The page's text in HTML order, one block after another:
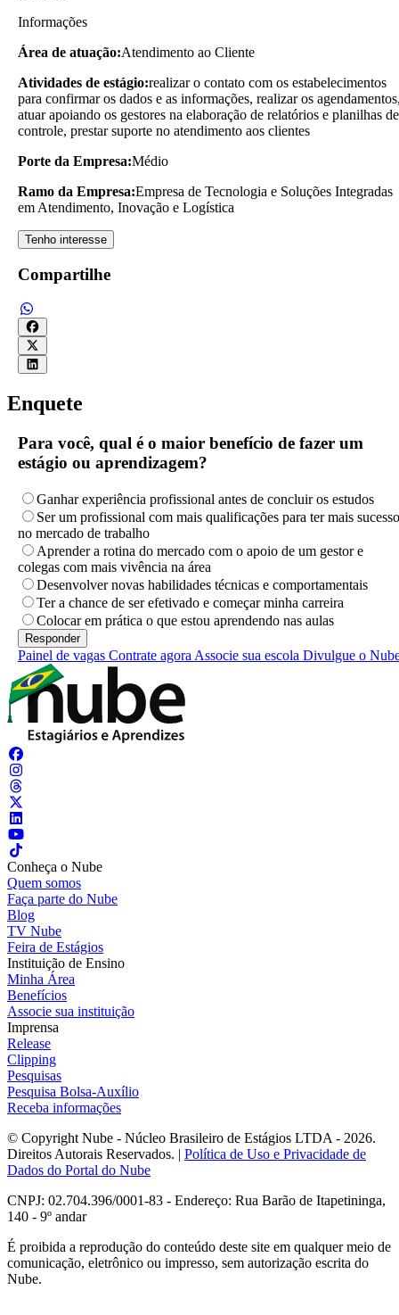
Informações
Área de atuação:Atendimento ao Cliente
Atividades de estágio:realizar o contato com os estabelecimentos
para confirmar os dados e as informações, realizar os
atuar apoiando os gestores na elaboração de relatórios e planilhas de
controle, prestar suporte no atendimento aos clientes
Porte da Empresa:Médio
Ramo da Empresa:Empresa de Tecnologia e Soluções Integradas
em Atendimento, Inovação e Logística
Tenho interesse
Compartilhe
Enquete
Para você, qual é o maior benefício de fazer um
estágio ou aprendizagem?
Ganhar experiência profissional antes de concluir os estudos
Ser um profissional com mais qualificações para ter mais sucesso
no mercado de trabalho
Aprender a rotina do mercado com o apoio de um gestor e
colegas com mais vivência na área
Desenvolver novas habilidades técnicas e comportamentais
Ter a chance de ser efetivado e começar minha carreira
Colocar em prática o que estou aprendendo nas aulas
Painel de vagas Contrate agora Associe sua escola Divulgue o
Conheça o Nube
Quem somos
Faça parte do Nube
Blog
TV Nube
Feira de Estágios
Instituição de Ensino
Minha Área
Benefícios
Associe sua instituição
Imprensa
Release
Clipping
Pesquisas
Pesquisa Bolsa-Auxílio
Receba informações
© Copyright Nube - Núcleo Brasileiro de Estágios LTDA - 2026.
Direitos Autorais Reservados. | Política de Uso e Privacidade de
Dados do Portal do Nube
CNPJ: 02.704.396/0001-83 - Endereço: Rua Barão de Itapetininga,
140 - 9º andar
É proibida a reprodução do conteúdo deste site em qualquer meio de
comunicação, eletrônico ou impresso, sem autorização escrita do
Nube.